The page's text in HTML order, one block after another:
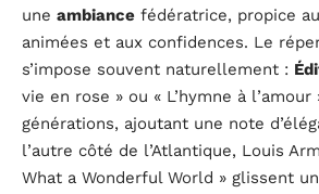
une ambiance fédératrice, propice
animées et aux confidences. Le
s’impose souvent naturellement :
vie en rose » ou « L’hymne à
générations, ajoutant une note
l’autre côté de l’Atlantique, Louis
What a Wonderful World » glissent